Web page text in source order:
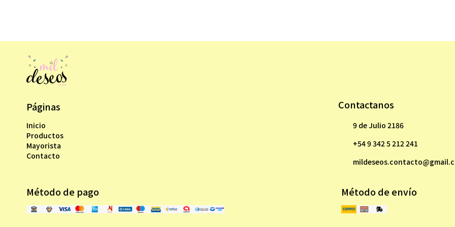
Páginas
Inicio
Productos
Mayorista
Contacto
Contactanos
9 de Julio 2186
+54 9 342 5 212 241
Método de pago Método de envío